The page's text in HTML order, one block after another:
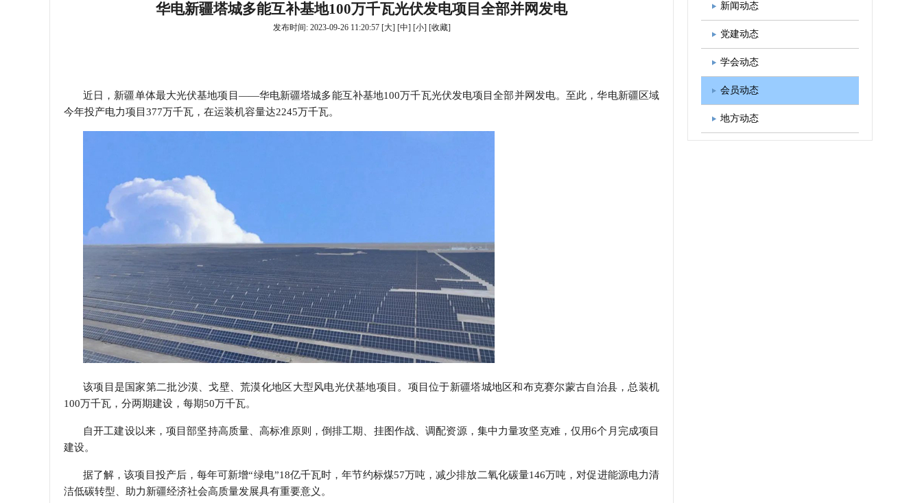
华电新疆塔城多能互补基地100万千瓦光伏发电项目全部并网发电
发布时间: 2023-09-26 11:20:57 [大] [中] [小] [收藏]
近日，新疆单体最大光伏基地项目——华电新疆塔城多能互补基地100万千瓦光伏发电项目全部并网发电。至此，华电新疆区域
今年投产电力项目 377万千瓦，在运装机容量达2245万千瓦。
该项目是国家第二批沙漠、戈壁、荒漠化地区大型风电光伏基地项目。项目位于新疆塔城地区和布克赛尔蒙古自治县，总装机
100万千瓦，分两期建设，每期50万千瓦。
自开工建设以来，项目部坚持高质量、高标准原则，倒排工期、挂图作战、调配资源，集中力量攻坚克难，仅用6个月完成项目
建设。
据了解，该项目投产后，每年可新增“绿电”18亿千瓦时，年节约标煤57万吨，减少排放二氧化碳量146万吨，对促进能源电力清
洁低碳转型、助力新疆经济社会高质量发展具有重要意义。
新闻动态
党建动态
学会动态
会员动态
地方动态